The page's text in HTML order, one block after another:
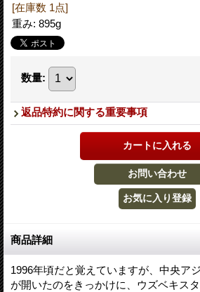
[在庫数 1点]
重み: 895g
数量:
返品特約に関する重要事項
商品詳細
1996年頃だと覚えていますが、中央ア
が開いたのをきっかけに、ウズベキス